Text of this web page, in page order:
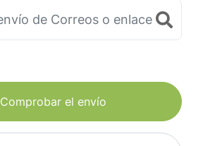
Comprobar el envío